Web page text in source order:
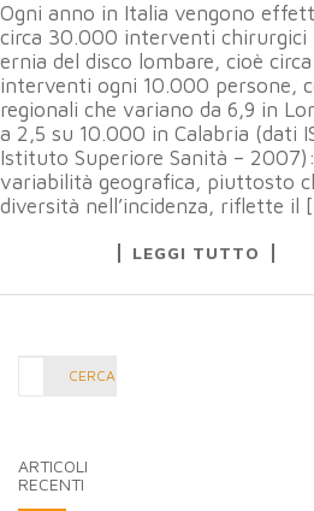
Ogni anno in Italia vengono
circa 30.000 interventi chirurgici
ernia del disco lombare, cioè
interventi ogni 10.000 persone,
regionali che variano da 6,9 in
a 2,5 su 10.000 in Calabria (dati
Istituto Superiore Sanità –
variabilità geografica, piuttosto
diversità nell’incidenza, riflette il
LEGGI TUTTO
CERCA
ARTICOLI
RECENTI